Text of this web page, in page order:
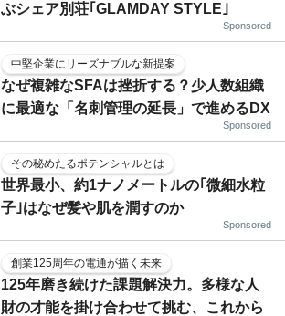
ぶシェア別荘｢GLAMDAY STYLE｣
Sponsored
中堅企業にリーズナブルな新提案
なぜ複雑なSFAは挫折する？少人数組織
に最適な「名刺管理の延長」で進めるDX
Sponsored
その秘めたるポテンシャルとは
世界最小、約1ナノメートルの｢微細水粒
子｣はなぜ髪や肌を潤すのか
Sponsored
創業125周年の電通が描く未来
125年磨き続けた課題解決力。多様な人
財の才能を掛け合わせて挑む、これから